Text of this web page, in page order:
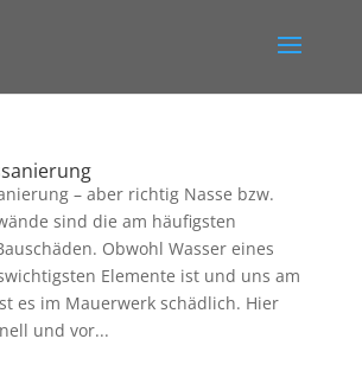
– aber richtig Nasse bzw.
sind die am häufigsten
Obwohl Wasser eines
Elemente ist und uns am
es im Mauerwerk schädlich. Hier
und vor...